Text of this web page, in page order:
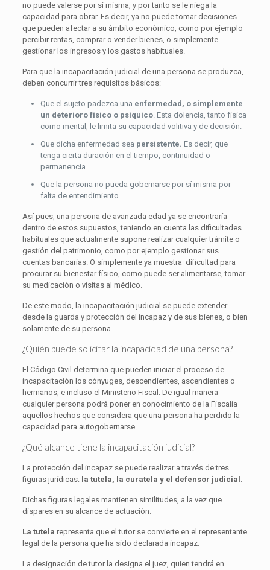
no puede valerse por sí misma, y por tanto se le niega la
capacidad para obrar. Es decir, ya no puede tomar decisiones
que pueden afectar a su ámbito económico, como por ejemplo
percibir rentas, comprar o vender bienes, o simplemente
gestionar los ingresos y los gastos habituales.
Para que la incapacitación judicial de una persona se produzca,
deben concurrir tres requisitos básicos:
Que el sujeto padezca una enfermedad, o simplemente
un deterioro físico o psíquico. Esta dolencia, tanto física
como mental, le limita su capacidad volitiva y de decisión.
Que dicha enfermedad sea persistente. Es decir, que
tenga cierta duración en el tiempo, continuidad o
permanencia.
Que la persona no pueda gobernarse por sí misma por
falta de entendimiento.
Así pues, una persona de avanzada edad ya se encontraría
dentro de estos supuestos, teniendo en cuenta las dificultades
habituales que actualmente supone realizar cualquier trámite o
gestión del patrimonio, como por ejemplo gestionar sus
cuentas bancarias. O simplemente ya muestra dificultad para
procurar su bienestar físico, como puede ser alimentarse, tomar
su medicación o visitas al médico.
De este modo, la incapacitación judicial se puede extender
desde la guarda y protección del incapaz y de sus bienes, o bien
solamente de su persona.
¿Quién puede solicitar la incapacidad de una persona?
El Código Civil determina que pueden iniciar el proceso de
incapacitación los cónyuges, descendientes, ascendientes o
hermanos, e incluso el Ministerio Fiscal. De igual manera
cualquier persona podrá poner en conocimiento de la Fiscalía
aquellos hechos que considera que una persona ha perdido la
capacidad para autogobernarse.
¿Qué alcance tiene la incapacitación judicial?
La protección del incapaz se puede realizar a través de tres
figuras jurídicas: la tutela, la curatela y el defensor judicial .
Dichas figuras legales mantienen similitudes, a la vez que
dispares en su alcance de actuación.
La tutela representa que el tutor se convierte en el representante
legal de la persona que ha sido declarada incapaz.
La designación de tutor la designa el juez, quien tendrá en